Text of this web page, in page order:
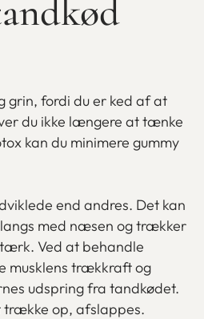
grin, fordi du er ked af at
du ikke længere at tænke
kan du minimere gummy
end andres. Det kan
med næsen og trækker
Ved at behandle
musklens trækkraft og
udspring fra tandkødet.
trække op, afslappes.